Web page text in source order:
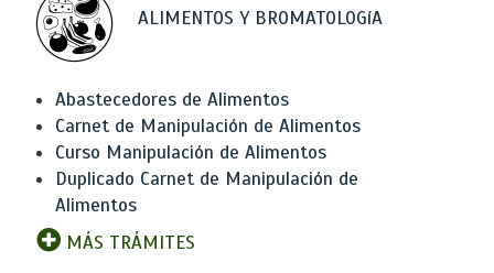
ALIMENTOS Y BROMATOLOGíA
Abastecedores de Alimentos
Carnet de Manipulación de Alimentos
Curso Manipulación de Alimentos
Duplicado Carnet de Manipulación de
Alimentos
MÁS TRÁMITES